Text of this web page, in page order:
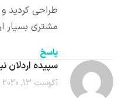
طراحی کردید
مشتری بسیار
پاسخ
سپیده اردلان
آگوست 13, 2020 در 11:57